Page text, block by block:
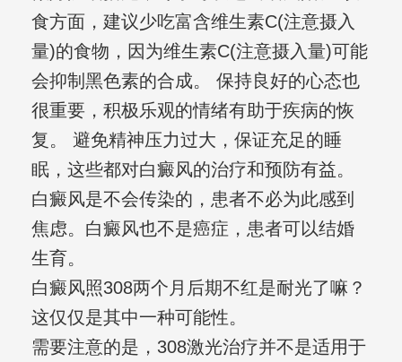
食方面，建议少吃富含维生素C(注意摄入
量)的食物，因为维生素C(注意摄入量)可能
会抑制黑色素的合成。 保持良好的心态也
很重要，积极乐观的情绪有助于疾病的恢
复。 避免精神压力过大，保证充足的睡
眠，这些都对白癜风的治疗和预防有益。
白癜风是不会传染的，患者不必为此感到
焦虑。白癜风也不是癌症，患者可以结婚
生育。
白癜风照308两个月后期不红是耐光了嘛？
这仅仅是其中一种可能性。
需要注意的是，308激光治疗并不是适用于